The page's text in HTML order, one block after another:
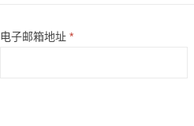
电子邮箱地址 *